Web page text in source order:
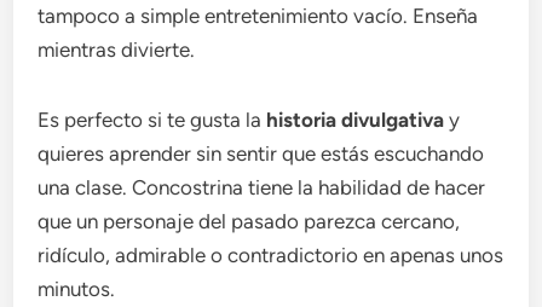
tampoco a simple entretenimiento vacío. Enseña
mientras divierte.
Es perfecto si te gusta la historia divulgativa y
quieres aprender sin sentir que estás escuchando
una clase. Concostrina tiene la habilidad de hacer
que un personaje del pasado parezca cercano,
ridículo, admirable o contradictorio en apenas unos
minutos.